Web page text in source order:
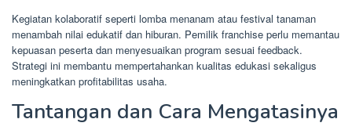
Kegiatan kolaboratif seperti lomba menanam atau festival tanaman
menambah nilai edukatif dan hiburan. Pemilik franchise perlu memantau
kepuasan peserta dan menyesuaikan program sesuai feedback.
Strategi ini membantu mempertahankan kualitas edukasi sekaligus
meningkatkan profitabilitas usaha.
Tantangan dan Cara Mengatasinya